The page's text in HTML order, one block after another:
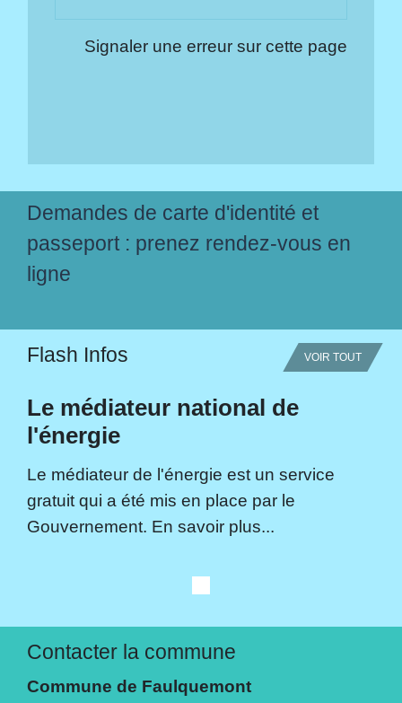
Signaler une erreur sur cette page
Demandes de carte d'identité et
passeport : prenez rendez-vous en
ligne
Flash Infos VOIR TOUT
Le médiateur national de
l'énergie
Le médiateur de l'énergie est un service
gratuit qui a été mis en place par le
Gouvernement. En savoir plus...
Contacter la commune
Commune de Faulquemont